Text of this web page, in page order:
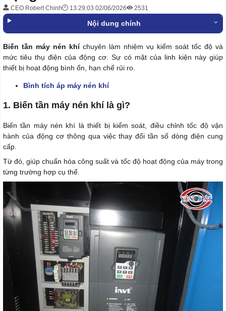
CEO Robert Chinh 13:29:03 02/06/2026 2531
Nội dung chính
Biến tần máy nén khí chuyên làm nhiệm vụ kiểm soát tốc độ và
mức tiêu thụ điện của động cơ. Sự có mặt của linh kiện này giúp
thiết bị hoạt động bình ổn, hạn chế rủi ro.
Bình tích áp máy nén khí
1. Biến tần máy nén khí là gì?
Biến tần máy nén khí là thiết bị kiểm soát, điều chỉnh tốc độ vận
hành của động cơ thông qua việc thay đổi tần số dòng điện cung
cấp.
Từ đó, giúp chuẩn hóa công suất và tốc độ hoạt động của máy trong
từng trường hợp cụ thể.